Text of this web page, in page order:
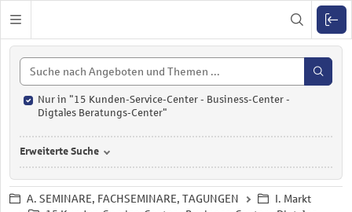
Nur in "15 Kunden-Service-Center - Business-Center -
Digtales Beratungs-Center"
Erweiterte Suche
A. SEMINARE, FACHSEMINARE, TAGUNGEN
I. Markt